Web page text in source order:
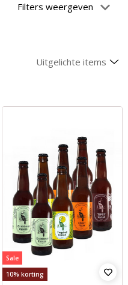
Filters weergeven
Sale
10% korting